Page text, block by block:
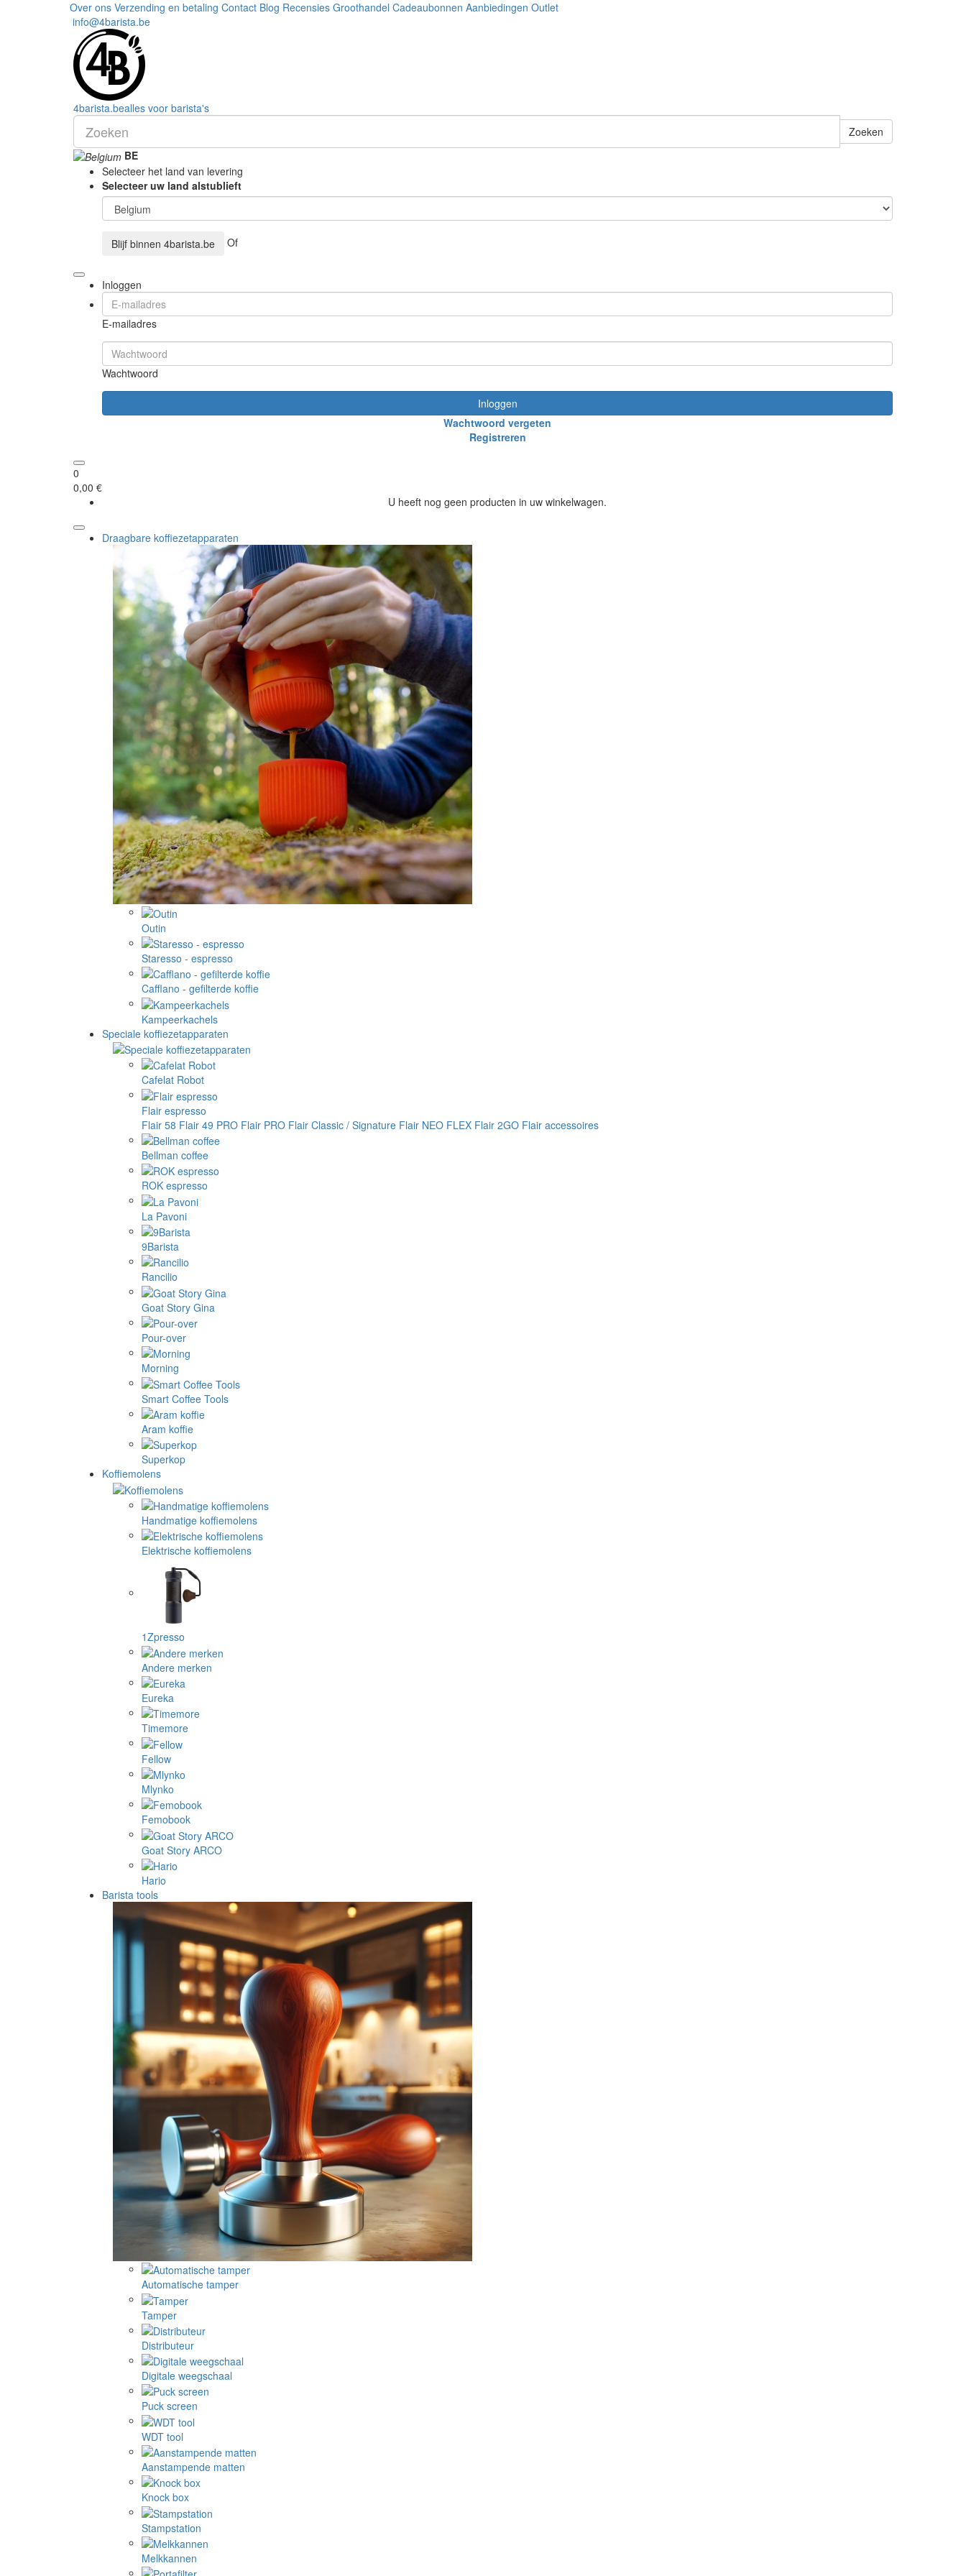
Over ons Verzending en betaling Contact Blog Recensies Groothandel Cadeaubonnen Aanbiedingen Outlet
info@4barista.be
4barista.bealles voor barista's
Zoeken
BE
Selecteer het land van levering
Selecteer uw land alstublieft
Blijf binnen 4barista.be Of
Inloggen
E-mailadres
Wachtwoord
Inloggen
Wachtwoord vergeten
Registreren
0
0,00 €
U heeft nog geen producten in uw winkelwagen.
Draagbare koffiezetapparaten
Outin
Staresso - espresso
Cafflano - gefilterde koffie
Kampeerkachels
Speciale koffiezetapparaten
Cafelat Robot
Flair espresso
Flair 58 Flair 49 PRO Flair PRO Flair Classic / Signature Flair NEO FLEX Flair 2GO Flair accessoires
Bellman coffee
ROK espresso
La Pavoni
9Barista
Rancilio
Goat Story Gina
Pour-over
Morning
Smart Coffee Tools
Aram koffie
Superkop
Koffiemolens
Handmatige koffiemolens
Elektrische koffiemolens
1Zpresso
Andere merken
Eureka
Timemore
Fellow
Mlynko
Femobook
Goat Story ARCO
Hario
Barista tools
Automatische tamper
Tamper
Distributeur
Digitale weegschaal
Puck screen
WDT tool
Aanstampende matten
Knock box
Stampstation
Melkkannen